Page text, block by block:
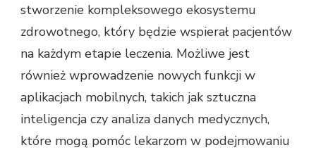
stworzenie kompleksowego ekosystemu
zdrowotnego, który będzie wspierał pacjentów
na każdym etapie leczenia. Możliwe jest
również wprowadzenie nowych funkcji w
aplikacjach mobilnych, takich jak sztuczna
inteligencja czy analiza danych medycznych,
które mogą pomóc lekarzom w podejmowaniu